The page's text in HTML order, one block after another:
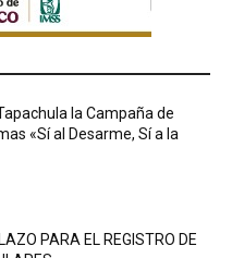
la Campaña de
«Sí al Desarme, Sí a la
PARA EL REGISTRO DE